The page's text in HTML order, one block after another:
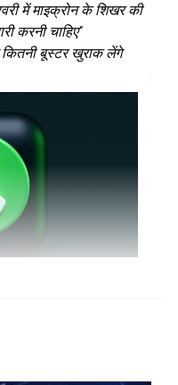
में माइक्रोन के शिखर की
करनी चाहिए"
बूस्टर खुराक लेंगे